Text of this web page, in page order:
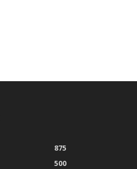
875
500